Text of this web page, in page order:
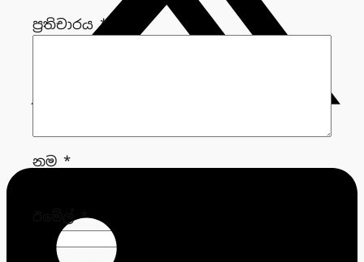
ප්‍රතිචාරය*
නම *
ඊමේල්*